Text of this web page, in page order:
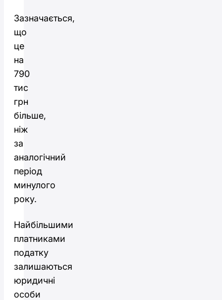
Зазначається,
що
це
на
790
тис
грн
більше,
ніж
за
аналогічний
період
минулого
року.
Найбільшими
платниками
податку
залишаються
юридичні
особи